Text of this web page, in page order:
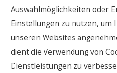
Auswahlmöglichkeiten oder
Einstellungen zu nutzen, um
unseren Websites
dient die Verwendung von
Dienstleistungen zu